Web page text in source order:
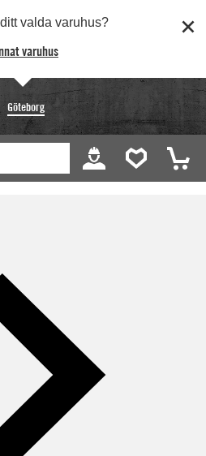
valda varuhus?
varuhus
Göteborg